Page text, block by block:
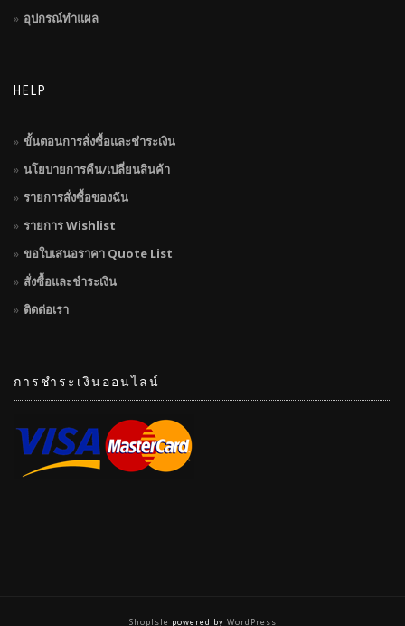
อุปกรณ์ทำแผล
HELP
ขั้นตอนการสั่งซื้อและชำระเงิน
นโยบายการคืน/เปลี่ยนสินค้า
รายการสั่งซื้อของฉัน
รายการ Wishlist
ขอใบเสนอราคา Quote List
สั่งซื้อและชำระเงิน
ติดต่อเรา
การชำระเงินออนไลน์
ShopIsle powered by WordPress